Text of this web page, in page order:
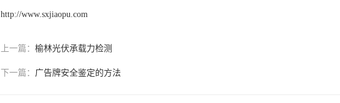
http://www.sxjiaopu.com
上一篇： 榆林光伏承载力检测
下一篇： 广告牌安全鉴定的方法